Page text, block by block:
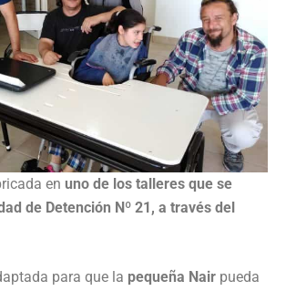
en uno de los talleres que se
de Detención Nº 21, a través del
para que la pequeña Nair pueda